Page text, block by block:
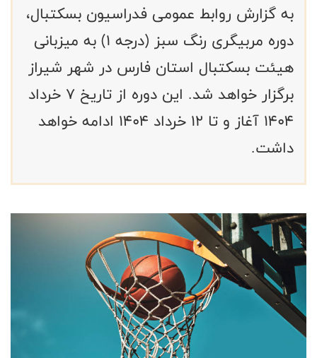
به گزارش روابط عمومی فدراسیون بسکتبال،
دوره مربیگری رنگ سبز (درجه ۱) به میزبانی
هیئت بسکتبال استان فارس در شهر شیراز
برگزار خواهد شد. این دوره از تاریخ ۷ خرداد
۱۴۰۴ آغاز و تا ۱۲ خرداد ۱۴۰۴ ادامه خواهد
داشت.